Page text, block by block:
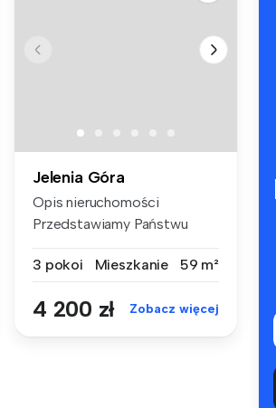
Jelenia Góra
Opis nieruchomości
Przedstawiamy Państwu
3 pokoi
Mieszkanie 59 m²
4 200 zł Zobacz więcej